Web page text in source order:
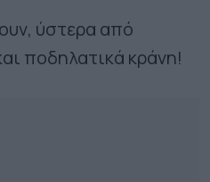
ύστερα από
ποδηλατικά κράνη!